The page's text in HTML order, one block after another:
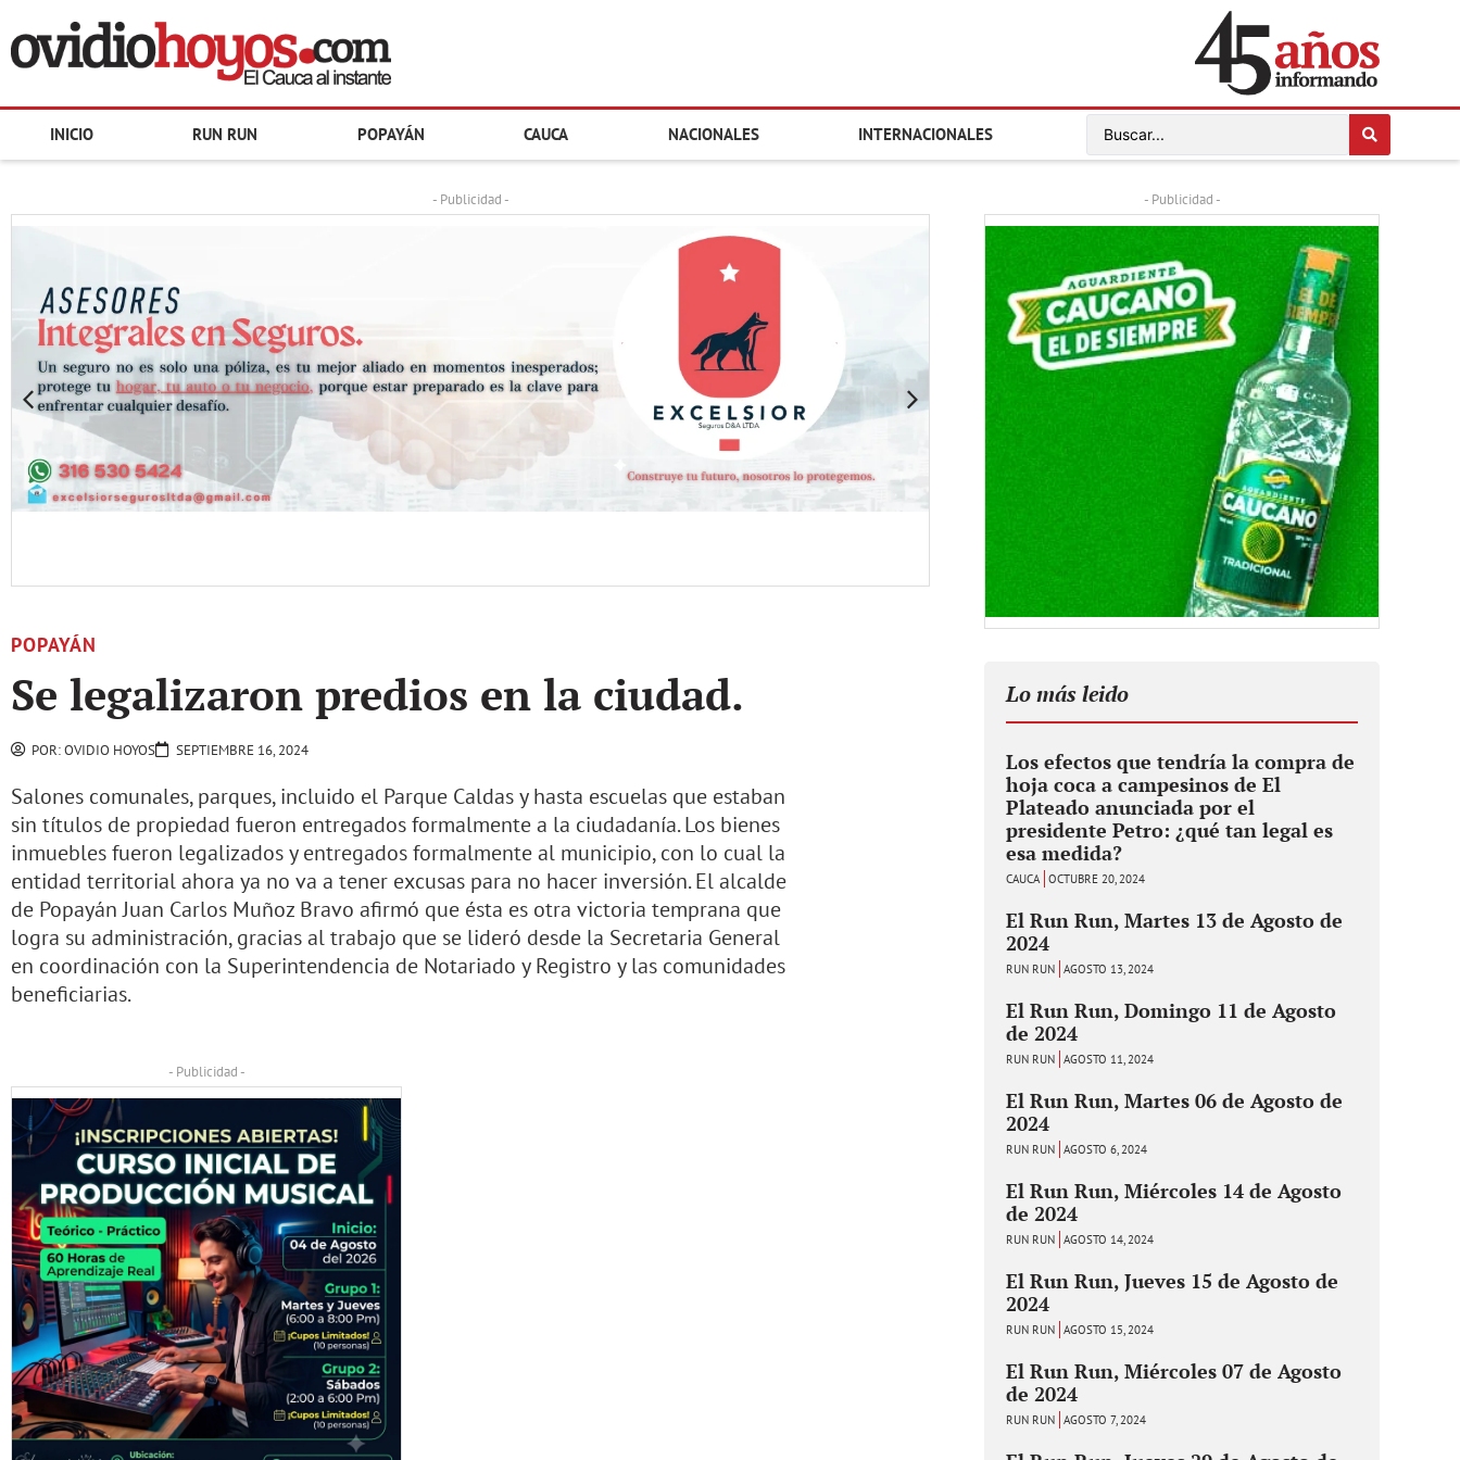
INICIO RUN RUN POPAYÁN CAUCA NACIONALES INTERNACIONALES
- Publicidad -
POPAYÁN
Se legalizaron predios en la ciudad.
POR:OVIDIO HOYOS SEPTIEMBRE 16, 2024
Salones comunales, parques, incluido el Parque Caldas y hasta escuelas que estaban
sin títulos de propiedad fueron entregados formalmente a la ciudadanía. Los bienes
inmuebles fueron legalizados y entregados formalmente al municipio, con lo cual la
entidad territorial ahora ya no va a tener excusas para no hacer inversión. El alcalde
de Popayán Juan Carlos Muñoz Bravo afirmó que ésta es otra victoria temprana que
logra su administración, gracias al trabajo que se lideró desde la Secretaria General
en coordinación con la Superintendencia de Notariado y Registro y las comunidades
beneficiarias.
- Publicidad -
- Publicidad -
Lo más leido
Los efectos que tendría la compra de
hoja coca a campesinos de El
Plateado anunciada por el
presidente Petro: ¿qué tan legal es
esa medida?
CAUCA OCTUBRE 20, 2024
El Run Run, Martes 13 de Agosto de
2024
RUN RUN AGOSTO 13, 2024
El Run Run, Domingo 11 de Agosto
de 2024
RUN RUN AGOSTO 11, 2024
El Run Run, Martes 06 de Agosto de
2024
RUN RUN AGOSTO 6, 2024
El Run Run, Miércoles 14 de Agosto
de 2024
RUN RUN AGOSTO 14, 2024
El Run Run, Jueves 15 de Agosto de
2024
RUN RUN AGOSTO 15, 2024
El Run Run, Miércoles 07 de Agosto
de 2024
RUN RUN AGOSTO 7, 2024